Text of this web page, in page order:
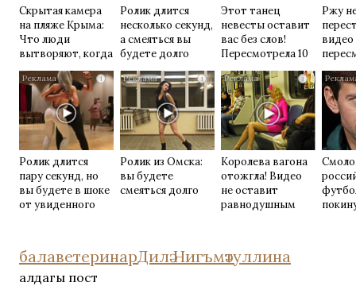
Скрытая камера
на пляже Крыма:
Что люди
вытворяют, когда
их не видят...
Ролик длится
несколько секунд,
а смеяться вы
будете долго
Этот танец
невесты оставит
вас без слов!
Пересмотрела 10
раз
Ржу
видео
раз
i
Ролик длится
пару секунд, но
вы будете в шоке
от увиденного
i
Ролик из Омска:
вы будете
смеяться долго
i
Королева вагона
отожгла! Видео
не оставит
равнодушным
балаветеринарДилә Нигъмәтуллина
алдагы пост